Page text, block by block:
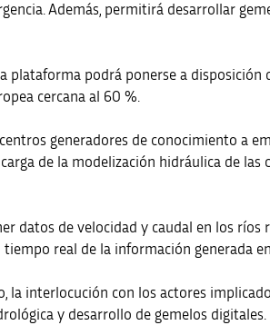
Además, permitirá desarrollar
podrá ponerse a disposición
cercana al 60 %.
generadores de conocimiento a
de la modelización hidráulica de
datos de velocidad y caudal en los ríos
real de la información generada en
la interlocución con los actores
y desarrollo de gemelos digitales.